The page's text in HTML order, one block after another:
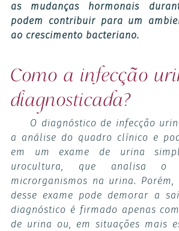
as mudanças hormonais
podem contribuir para um
ao crescimento bacteriano.
Como a infecção
diagnosticada?
O diagnóstico de infecção
a análise do quadro clínico e
em um exame de urina
urocultura, que analisa o
microrganismos na urina.
desse exame pode demorar a
diagnóstico é firmado apenas
de urina ou, em situações mais